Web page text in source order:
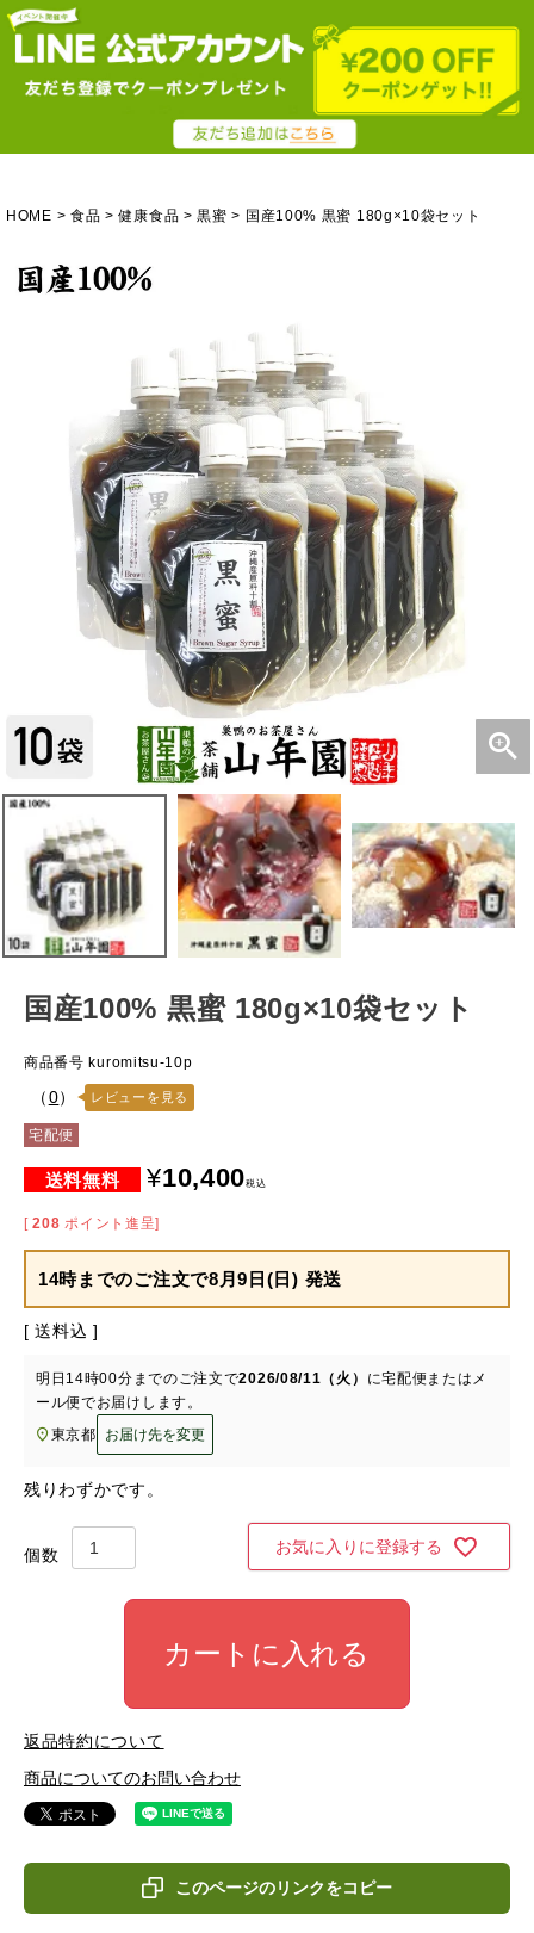
HOME 食品 健康食品 黒蜜 国産100% 黒蜜 180g×10袋セット
国産100% 黒蜜 180g×10袋セット
商品番号 kuromitsu-10p
（0） レビューを見る
宅配便
¥10,400税込
[ 208 ポイント進呈]
14時までのご注文で8月9日(日) 発送
送料込
明日 14時00分 までのご注文で2026/08/11（火） に宅配便またはメ
ール便でお届けします。
東京都
お届け先を変更
残りわずかです。
お気に入りに登録する
カートに入れる
返品特約について
商品についてのお問い合わせ
このページのリンクをコピー